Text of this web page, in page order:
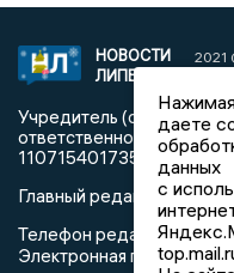
НОВОСТИ
ЛИПЕЦКА
2021
Учредитель
ответственностью
1107154017354)
Главный редактор:
Телефон редакции: +7
Электронная почта
даете
данных
с